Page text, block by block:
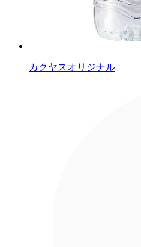
カクヤスオリジナル